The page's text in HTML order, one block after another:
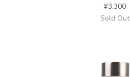
¥3,300
Sold Out